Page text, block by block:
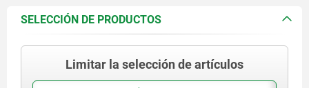
SELECCIÓN DE PRODUCTOS
Limitar la selección de artículos